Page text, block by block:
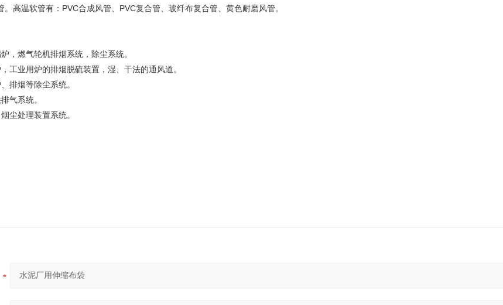
高温软管有：PVC合成风管、PVC复合管、玻纤布复合管、黄色耐磨风管。
，燃气轮机排烟系统，除尘系统。
工业用炉的排烟脱硫装置，湿、干法的通风道。
排烟等除尘系统。
气系统。
尘处理装置系统。